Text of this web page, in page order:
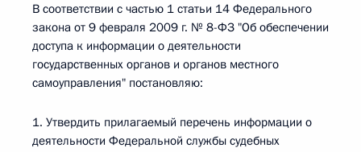
В соответствии с частью 1 статьи 14 Федерального
закона от 9 февраля 2009 г. № 8-ФЗ "Об обеспечении
доступа к информации о деятельности
государственных органов и органов местного
самоуправления" постановляю:
1. Утвердить прилагаемый перечень информации о
деятельности Федеральной службы судебных